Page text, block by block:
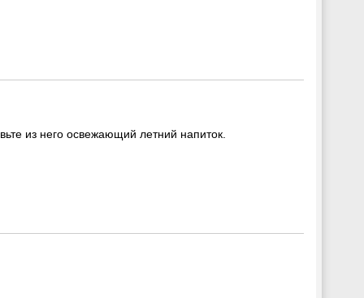
из него освежающий летний напиток.